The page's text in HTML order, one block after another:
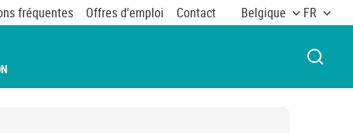
fréquentes Offres d'emploi Contact Belgique FR